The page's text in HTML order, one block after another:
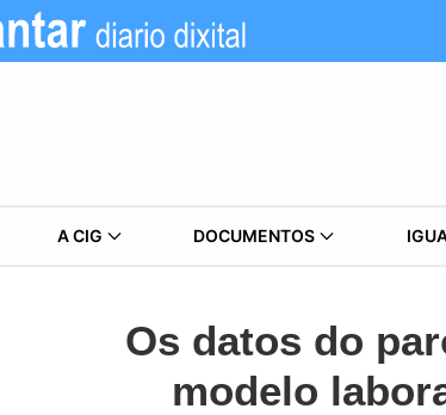
A CIG DOCUMENTOS
Os datos do
modelo